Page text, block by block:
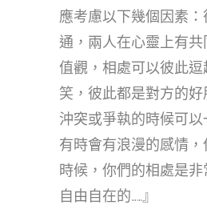
應考慮以下幾個因素
通，兩人在心靈上有
值觀，相處可以彼此
笑，彼此都是對方的
沖突或爭執的時候可以
有時會有浪漫的感情
時候，你們的相處是
自由自在的……』